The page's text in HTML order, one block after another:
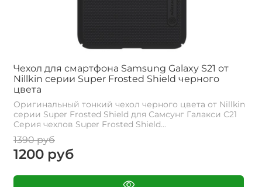
Чехол для смартфона Samsung Galaxy S21 от
Nillkin серии Super Frosted Shield черного
цвета
Оригинальный тонкий чехол черного цвета от Nillkin
серии Super Frosted Shield для Самсунг Галакси С21
Cерия чехлов Super Frosted Shield...
1390 руб
1200 руб